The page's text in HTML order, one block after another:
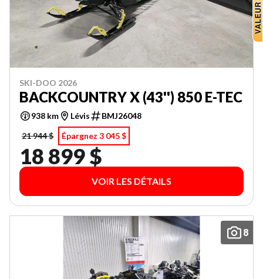
SKI-DOO 2026
BACKCOUNTRY X (43'') 850 E-TEC
938 km Lévis
BMJ26048
21 944 $
Épargnez 3 045 $
18 899 $
VOIR LES DÉTAILS
8